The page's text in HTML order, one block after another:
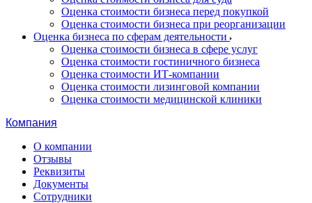
Оценка стоимости бизнеса перед покупкой
Оценка стоимости бизнеса при реорганизации
Оценка бизнеса по сферам деятельности
Оценка стоимости бизнеса в сфере услуг
Оценка стоимости гостиничного бизнеса
Оценка стоимости ИТ-компании
Оценка стоимости лизинговой компании
Оценка стоимости медицинской клиники
Компания
О компании
Отзывы
Реквизиты
Документы
Сотрудники